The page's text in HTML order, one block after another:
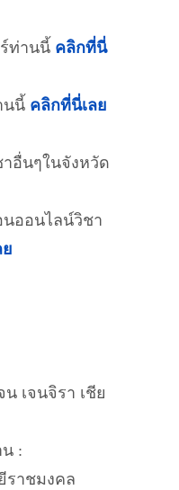
ท่านนี้ คลิกที่นี่
นนี้ คลิกที่นี่เลย
อื่นๆในจังหวัด
ออนไลน์วิชา
เจนจิรา เชีย
:
ราชมงคล